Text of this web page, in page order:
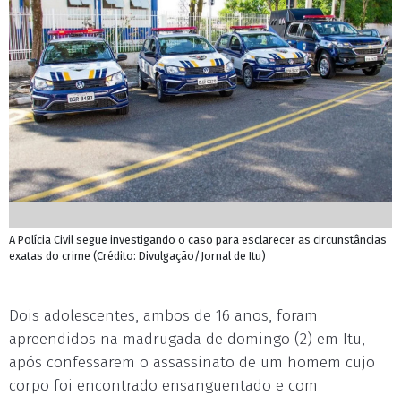
A Polícia Civil segue investigando o caso para esclarecer as circunstâncias
exatas do crime (Crédito: Divulgação/Jornal de Itu)
Dois adolescentes, ambos de 16 anos, foram
apreendidos na madrugada de domingo (2) em Itu,
após confessarem o assassinato de um homem cujo
corpo foi encontrado ensanguentado e com